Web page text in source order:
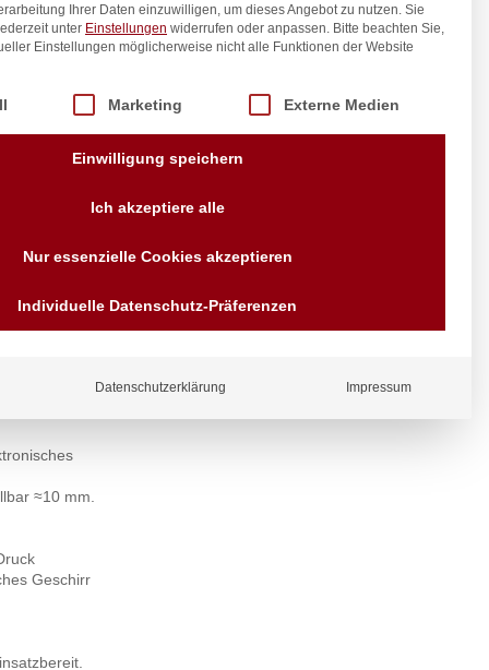
≈10 mm.
Geschirr
inkl. / exkl. MwSt.
Anfragen
Wir sind seit über 40 Jahren
für Sie da
Vorrauskasse Paypal,
Kreditkarte, Direkt
Ihrer Daten einzuwilligen, um dieses Angebot zu nutzen. Sie
unter Einstellungen widerrufen oder anpassen. Bitte beachten Sie,
Einstellungen möglicherweise nicht alle Funktionen der Website
Service-Gruppen, für die eine Einwilligung erteilt werden kann.
Marketing Externe Medien
Einwilligung speichern
Ich akzeptiere alle
Nur essenzielle Cookies akzeptieren
Individuelle Datenschutz-Präferenzen
Datenschutzerklärung Impressum